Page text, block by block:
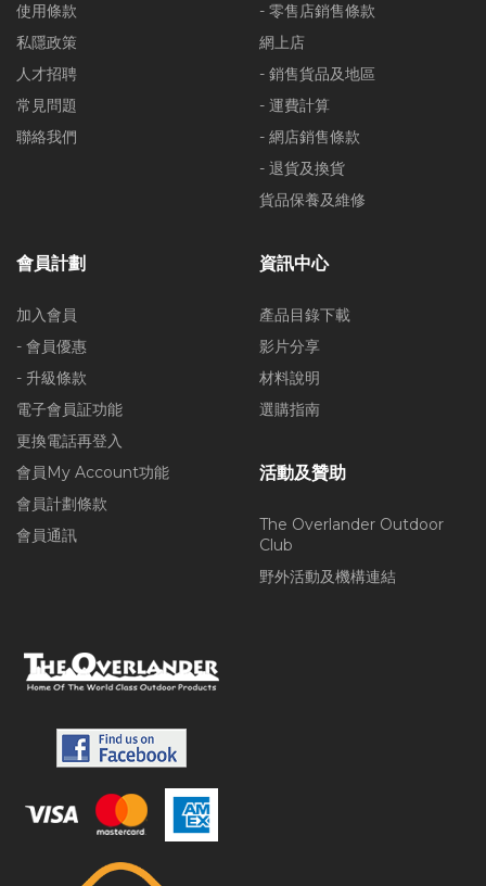
使用條款
私隱政策
人才招聘
常見問題
聯絡我們
- 零售店銷售條款
網上店
- 銷售貨品及地區
- 運費計算
- 網店銷售條款
- 退貨及換貨
貨品保養及維修
會員計劃
加入會員
- 會員優惠
- 升級條款
電子會員証功能
更換電話再登入
會員My Account功能
會員計劃條款
會員通訊
資訊中心
產品目錄下載
影片分享
材料說明
選購指南
活動及贊助
The Overlander Outdoor
Club
野外活動及機構連結